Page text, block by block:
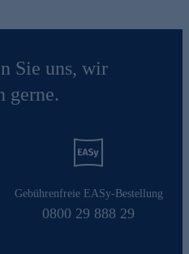
Sie uns, wir
gerne.
Gebührenfreie EASy-Bestellung
0800 29 888 29